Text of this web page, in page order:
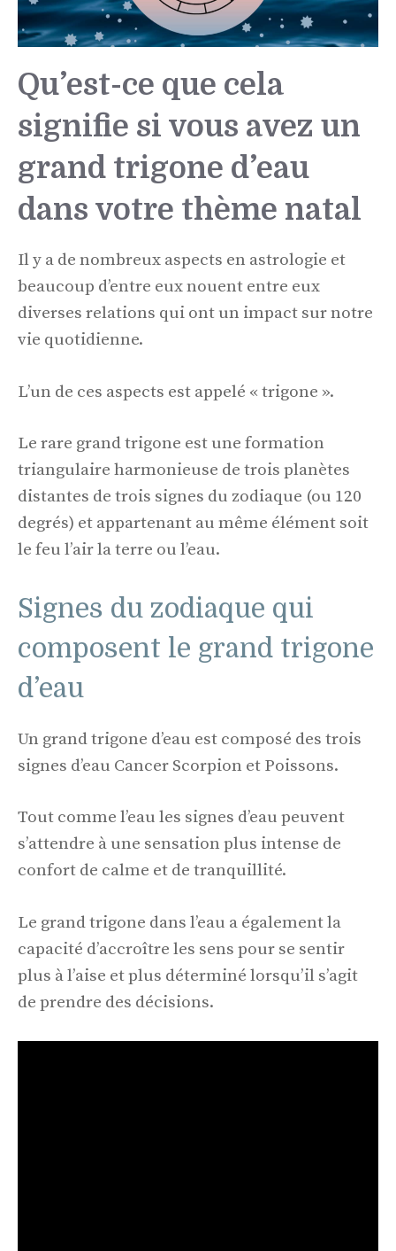
Qu’est-ce que cela
signifie si vous avez un
grand trigone d’eau
dans votre thème natal
Il y a de nombreux aspects en astrologie et
beaucoup d’entre eux nouent entre eux
diverses relations qui ont un impact sur notre
vie quotidienne.
L’un de ces aspects est appelé « trigone ».
Le rare grand trigone est une formation
triangulaire harmonieuse de trois planètes
distantes de trois signes du zodiaque (ou 120
degrés) et appartenant au même élément soit
le feu l’air la terre ou l’eau.
Signes du zodiaque qui
composent le grand trigone
d’eau
Un grand trigone d’eau est composé des trois
signes d’eau Cancer Scorpion et Poissons.
Tout comme l’eau les signes d’eau peuvent
s’attendre à une sensation plus intense de
confort de calme et de tranquillité.
Le grand trigone dans l’eau a également la
capacité d’accroître les sens pour se sentir
plus à l’aise et plus déterminé lorsqu’il s’agit
de prendre des décisions.